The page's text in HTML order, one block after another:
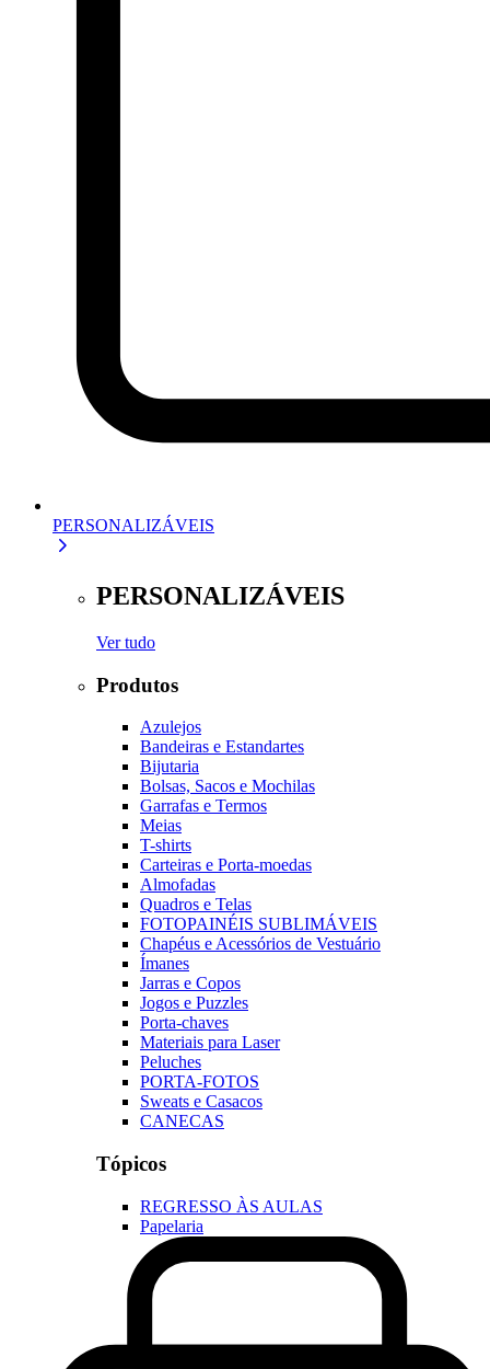
PERSONALIZÁVEIS
PERSONALIZÁVEIS
Ver tudo
Produtos
Azulejos
Bandeiras e Estandartes
Bijutaria
Bolsas, Sacos e Mochilas
Garrafas e Termos
Meias
T-shirts
Carteiras e Porta-moedas
Almofadas
Quadros e Telas
FOTOPAINÉIS SUBLIMÁVEIS
Chapéus e Acessórios de Vestuário
Ímanes
Jarras e Copos
Jogos e Puzzles
Porta-chaves
Materiais para Laser
Peluches
PORTA-FOTOS
Sweats e Casacos
CANECAS
Tópicos
REGRESSO ÀS AULAS
Papelaria